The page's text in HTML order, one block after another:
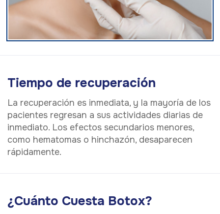
Tiempo de recuperación
La recuperación es inmediata, y la mayoría de los
pacientes regresan a sus actividades diarias de
inmediato. Los efectos secundarios menores,
como hematomas o hinchazón, desaparecen
rápidamente.
¿Cuánto Cuesta Botox?